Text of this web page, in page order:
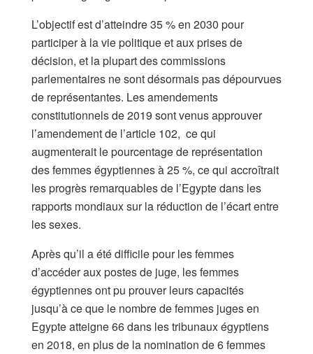
L’objectif est d’atteindre 35 % en 2030 pour
participer à la vie politique et aux prises de
décision, et la plupart des commissions
parlementaires ne sont désormais pas dépourvues
de représentantes. Les amendements
constitutionnels de 2019 sont venus approuver
l’amendement de l’article 102, ce qui
augmenterait le pourcentage de représentation
des femmes égyptiennes à 25 %, ce qui accroîtrait
les progrès remarquables de l’Egypte dans les
rapports mondiaux sur la réduction de l’écart entre
les sexes.
Après qu’il a été difficile pour les femmes
d’accéder aux postes de juge, les femmes
égyptiennes ont pu prouver leurs capacités
jusqu’à ce que le nombre de femmes juges en
Egypte atteigne 66 dans les tribunaux égyptiens
en 2018, en plus de la nomination de 6 femmes